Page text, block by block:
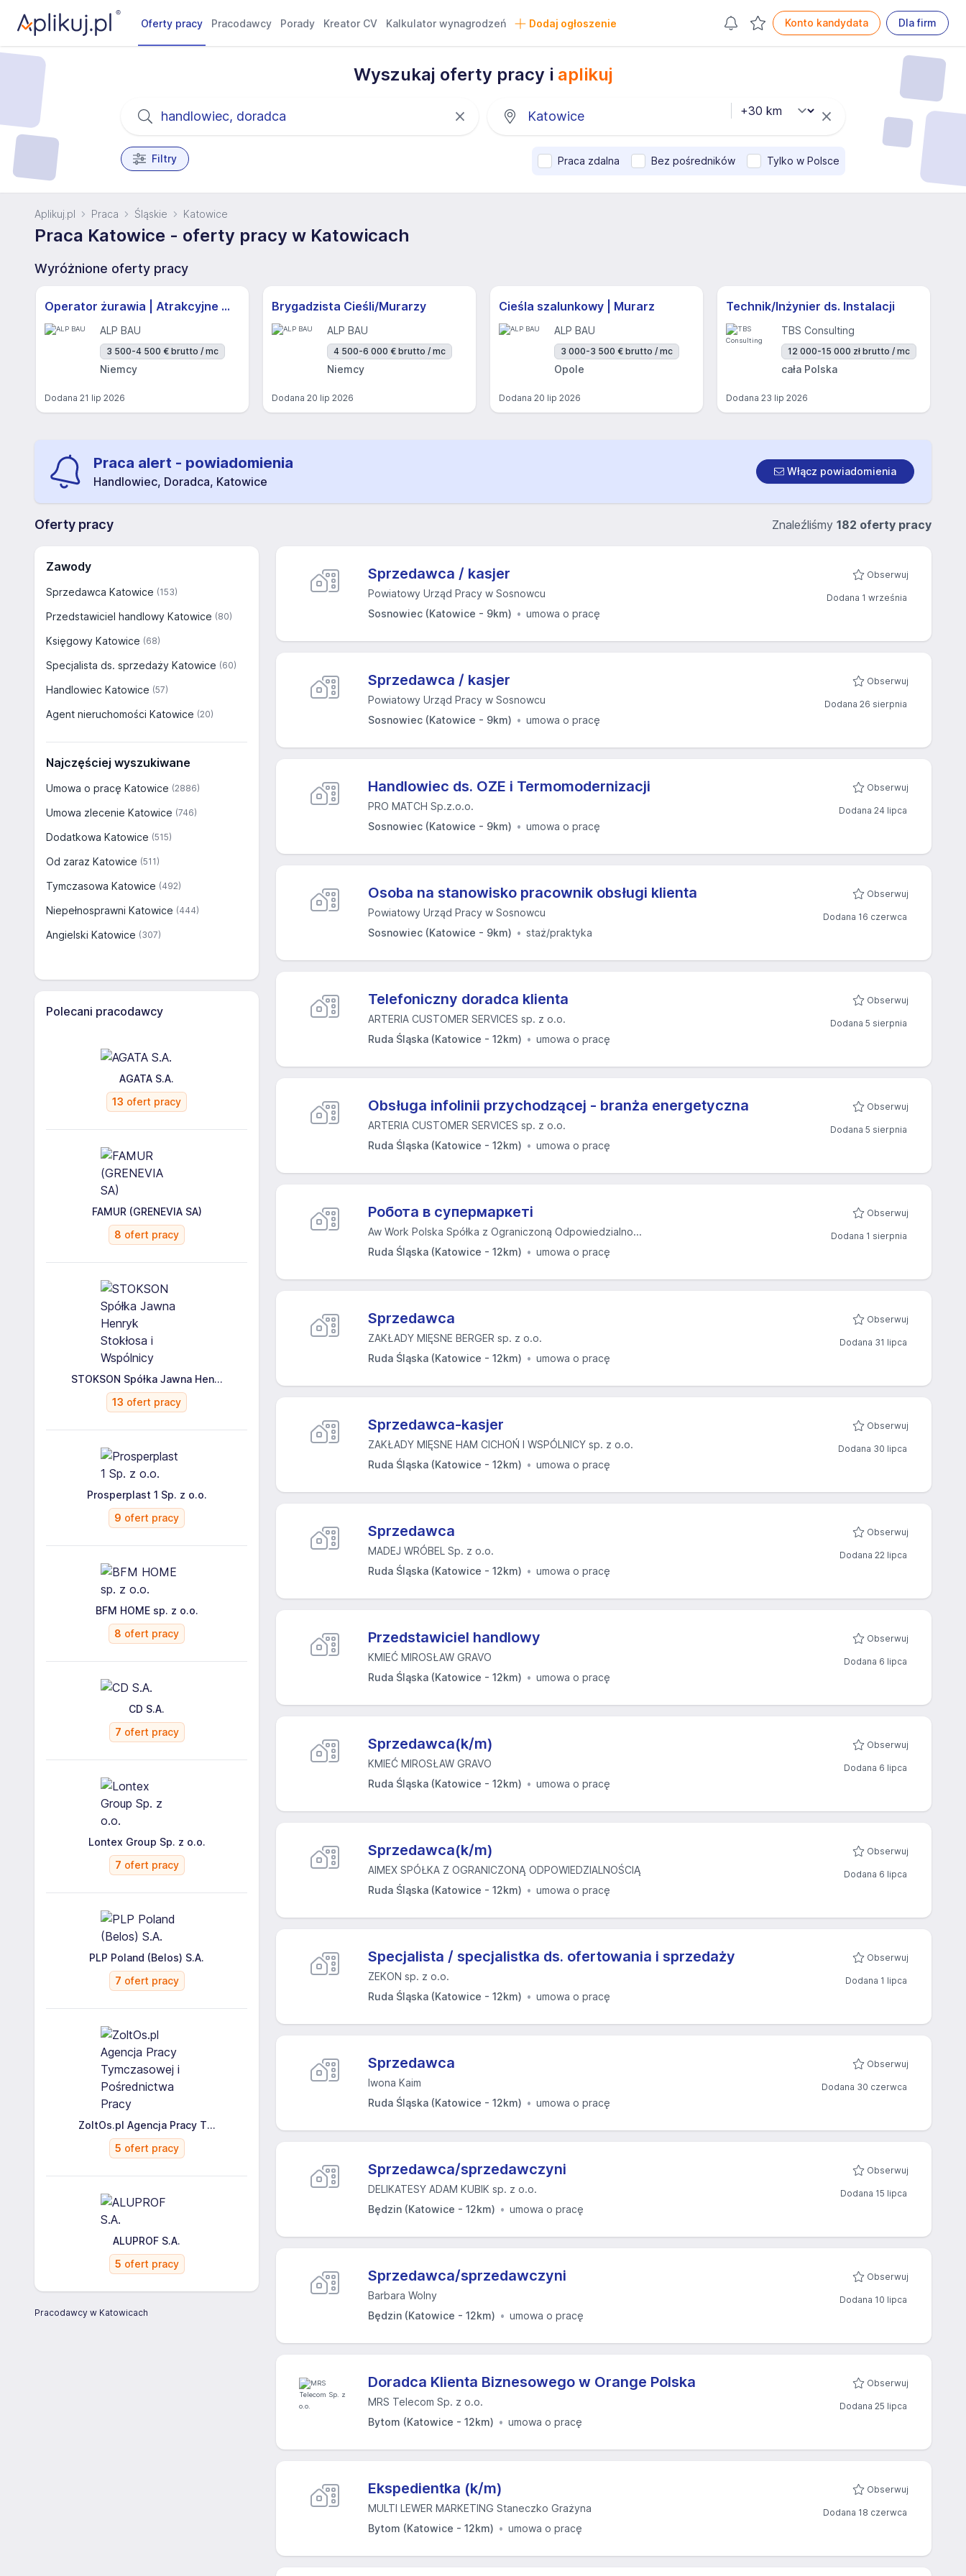
Oferty pracy Pracodawcy Porady Kreator CV Kalkulator wynagrodzeń Dodaj ogłoszenie Konto kandydata Dla firm
Wyszukaj oferty pracy i aplikuj
Filtry Praca zdalna Bez pośredników Tylko w Polsce
Aplikuj.pl Praca Śląskie Katowice
Praca Katowice - oferty pracy w Katowicach
Wyróżnione oferty pracy
Operator żurawia | Atrakcyjne Warunki
ALP BAU
3 500-4 500 € brutto / mc
Niemcy
Dodana 21 lip 2026
Brygadzista Cieśli/Murarzy
ALP BAU
4 500-6 000 € brutto / mc
Niemcy
Dodana 20 lip 2026
Cieśla szalunkowy | Murarz
ALP BAU
3 000-3 500 € brutto / mc
Opole
Dodana 20 lip 2026
Technik/Inżynier ds. Instalacji
TBS Consulting
12 000-15 000 zł brutto / mc
cała Polska
Dodana 23 lip 2026
Praca alert - powiadomienia
Handlowiec, Doradca, Katowice
Włącz powiadomienia
Oferty pracy Znaleźliśmy 182 oferty pracy
Zawody
Sprzedawca Katowice (153)
Przedstawiciel handlowy Katowice (80)
Księgowy Katowice (68)
Specjalista ds. sprzedaży Katowice (60)
Handlowiec Katowice (57)
Agent nieruchomości Katowice (20)
Najczęściej wyszukiwane
Umowa o pracę Katowice (2886)
Umowa zlecenie Katowice (746)
Dodatkowa Katowice (515)
Od zaraz Katowice (511)
Tymczasowa Katowice (492)
Niepełnosprawni Katowice (444)
Angielski Katowice (307)
Polecani pracodawcy
AGATA S.A.
13 ofert pracy
FAMUR (GRENEVIA SA)
8 ofert pracy
STOKSON Spółka Jawna Hen...
13 ofert pracy
Prosperplast 1 Sp. z o.o.
9 ofert pracy
BFM HOME sp. z o.o.
8 ofert pracy
CD S.A.
7 ofert pracy
Lontex Group Sp. z o.o.
7 ofert pracy
PLP Poland (Belos) S.A.
7 ofert pracy
ZoltOs.pl Agencja Pracy T...
5 ofert pracy
ALUPROF S.A.
5 ofert pracy
Pracodawcy w Katowicach
Sprzedawca / kasjer
Powiatowy Urząd Pracy w Sosnowcu
Sosnowiec (Katowice - 9km)
umowa o pracę
Obserwuj
Dodana 1 września
Sprzedawca / kasjer
Powiatowy Urząd Pracy w Sosnowcu
Sosnowiec (Katowice - 9km)
umowa o pracę
Obserwuj
Dodana 26 sierpnia
Handlowiec ds. OZE i Termomodernizacji
PRO MATCH Sp.z.o.o.
Sosnowiec (Katowice - 9km)
umowa o pracę
Obserwuj
Dodana 24 lipca
Osoba na stanowisko pracownik obsługi klienta
Powiatowy Urząd Pracy w Sosnowcu
Sosnowiec (Katowice - 9km)
staż/praktyka
Obserwuj
Dodana 16 czerwca
Telefoniczny doradca klienta
ARTERIA CUSTOMER SERVICES sp. z o.o.
Ruda Śląska (Katowice - 12km)
umowa o pracę
Obserwuj
Dodana 5 sierpnia
Obsługa infolinii przychodzącej - branża energetyczna
ARTERIA CUSTOMER SERVICES sp. z o.o.
Ruda Śląska (Katowice - 12km)
umowa o pracę
Obserwuj
Dodana 5 sierpnia
Робота в супермаркеті
Aw Work Polska Spółka z Ograniczoną Odpowiedzialno...
Ruda Śląska (Katowice - 12km)
umowa o pracę
Obserwuj
Dodana 1 sierpnia
Sprzedawca
ZAKŁADY MIĘSNE BERGER sp. z o.o.
Ruda Śląska (Katowice - 12km)
umowa o pracę
Obserwuj
Dodana 31 lipca
Sprzedawca-kasjer
ZAKŁADY MIĘSNE HAM CICHOŃ I WSPÓLNICY sp. z o.o.
Ruda Śląska (Katowice - 12km)
umowa o pracę
Obserwuj
Dodana 30 lipca
Sprzedawca
MADEJ WRÓBEL Sp. z o.o.
Ruda Śląska (Katowice - 12km)
umowa o pracę
Obserwuj
Dodana 22 lipca
Przedstawiciel handlowy
KMIEĆ MIROSŁAW GRAVO
Ruda Śląska (Katowice - 12km)
umowa o pracę
Obserwuj
Dodana 6 lipca
Sprzedawca(k/m)
KMIEĆ MIROSŁAW GRAVO
Ruda Śląska (Katowice - 12km)
umowa o pracę
Obserwuj
Dodana 6 lipca
Sprzedawca(k/m)
AIMEX SPÓŁKA Z OGRANICZONĄ ODPOWIEDZIALNOŚCIĄ
Ruda Śląska (Katowice - 12km)
umowa o pracę
Obserwuj
Dodana 6 lipca
Specjalista / specjalistka ds. ofertowania i sprzedaży
ZEKON sp. z o.o.
Ruda Śląska (Katowice - 12km)
umowa o pracę
Obserwuj
Dodana 1 lipca
Sprzedawca
Iwona Kaim
Ruda Śląska (Katowice - 12km)
umowa o pracę
Obserwuj
Dodana 30 czerwca
Sprzedawca/sprzedawczyni
DELIKATESY ADAM KUBIK sp. z o.o.
Będzin (Katowice - 12km)
umowa o pracę
Obserwuj
Dodana 15 lipca
Sprzedawca/sprzedawczyni
Barbara Wolny
Będzin (Katowice - 12km)
umowa o pracę
Obserwuj
Dodana 10 lipca
Doradca Klienta Biznesowego w Orange Polska
MRS Telecom Sp. z o.o.
Bytom (Katowice - 12km)
umowa o pracę
Obserwuj
Dodana 25 lipca
Ekspedientka (k/m)
MULTI LEWER MARKETING Staneczko Grażyna
Bytom (Katowice - 12km)
umowa o pracę
Obserwuj
Dodana 18 czerwca